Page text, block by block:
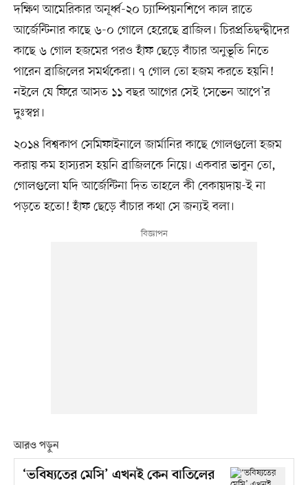
দক্ষিণ আমেরিকার অনূর্ধ্ব-২০ চ্যাম্পিয়নশিপে কাল রাতে
আর্জেন্টিনার কাছে ৬-০ গোলে হেরেছে ব্রাজিল। চিরপ্রতিদ্বন্দ্বীদের
কাছে ৬ গোল হজমের পরও হাঁফ ছেড়ে বাঁচার অনুভূতি নিতে
পারেন ব্রাজিলের সমর্থকেরা। ৭ গোল তো হজম করতে হয়নি!
নইলে যে ফিরে আসত ১১ বছর আগের সেই ‘সেভেন আপে’র
দুঃস্বপ্ন।
২০১৪ বিশ্বকাপ সেমিফাইনালে জার্মানির কাছে গোলগুলো হজম
করায় কম হাস্যরস হয়নি ব্রাজিলকে নিয়ে। একবার ভাবুন তো,
গোলগুলো যদি আর্জেন্টিনা দিত তাহলে কী বেকায়দায়-ই না
পড়তে হতো! হাঁফ ছেড়ে বাঁচার কথা সে জন্যই বলা।
আরও পড়ুন
‘ভবিষ্যতের মেসি’ এখনই কেন বাতিলের